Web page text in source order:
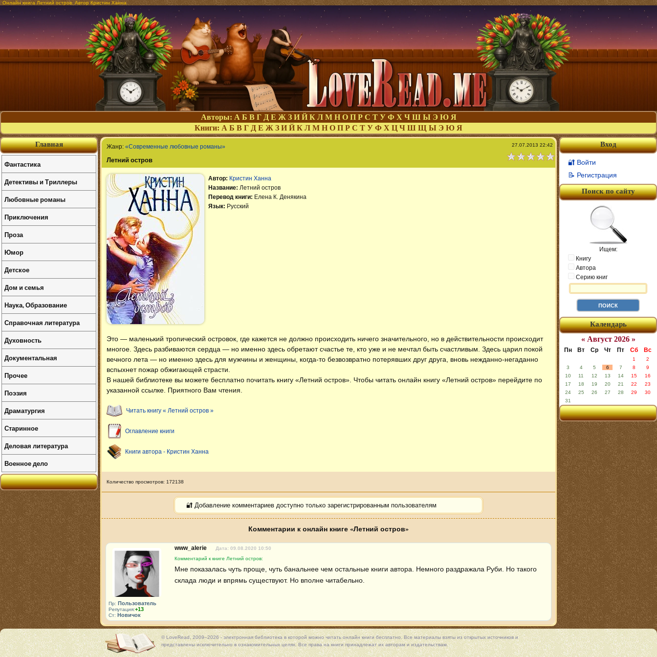
Онлайн книга Летний остров. Автор Кристин Ханна
Авторы: А Б В Г Д Е Ж З И Й К Л М Н О П Р С Т У Ф Х Ч Ш Ы Э Ю Я
Книги: А Б В Г Д Е Ж З И Й К Л М Н О П Р С Т У Ф Х Ц Ч Ш Щ Ы Э Ю Я
Жанр: «Современные любовные романы»
Летний остров
27.07.2013 22:42
Автор: Кристин Ханна
Название: Летний остров
Перевод книги: Елена К. Денякина
Язык: Русский
Это — маленький тропический островок, где кажется не должно происходить ничего значительного, но в действительности происходит
многое. Здесь разбиваются сердца — но именно здесь обретают счастье те, кто уже и не мечтал быть счастливым. Здесь царил покой
вечного лета — но именно здесь для мужчины и женщины, когда-то безвозвратно потерявших друг друга, вновь нежданно-негаданно
вспыхнет пожар обжигающей страсти.
В нашей библиотеке вы можете бесплатно почитать книгу «Летний остров» . Чтобы читать онлайн книгу «Летний остров» перейдите по
указанной ссылке. Приятного Вам чтения.
Читать книгу « Летний остров »
Оглавление книги
Книги автора - Кристин Ханна
Количество просмотров: 172138
🔐 Добавление комментариев доступно только зарегистрированным пользователям
Комментарии к онлайн книге «Летний остров»
Пр: Пользователь
Репутация:+13
Ст: Новичок
www_alerie
Дата: 09.08.2020 10:50
Комментарий к книге Летний остров:
Мне показалась чуть проще, чуть банальнее чем остальные книги автора. Немного раздражала Руби. Но такого
склада люди и впрямь существуют. Но вполне читабельно.
Вход
🔐 Войти
📝 Регистрация
Поиск по сайту
Ищем:
Книгу
Автора
Серию книг
Календарь
« Август 2026 »
Пн Вт Ср Чт Пт Сб Вс
1
2
3
4 5 6 7 8
9
10
11 12 13 14 15
16
17
18 19 20 21 22
23
24
25 26 27 28 29
30
31
Главная
Фантастика
Детективы и Триллеры
Любовные романы
Приключения
Проза
Юмор
Детское
Дом и семья
Наука, Образование
Справочная литература
Духовность
Документальная
Прочее
Поэзия
Драматургия
Старинное
Деловая литература
Военное дело
© LoveRead, 2009–2026 - электронная библиотека в которой можночитать онлайн книгибесплатно. Все материалы взяты из открытых источников и
представлены исключительно в ознакомительных целях. Все права на книги принадлежат их авторам и издательствам.